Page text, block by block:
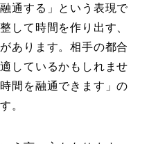
通する」という表現で
して時間を作り出す、
あります。相手の都合
しているかもしれませ
間を融通できます」の
。